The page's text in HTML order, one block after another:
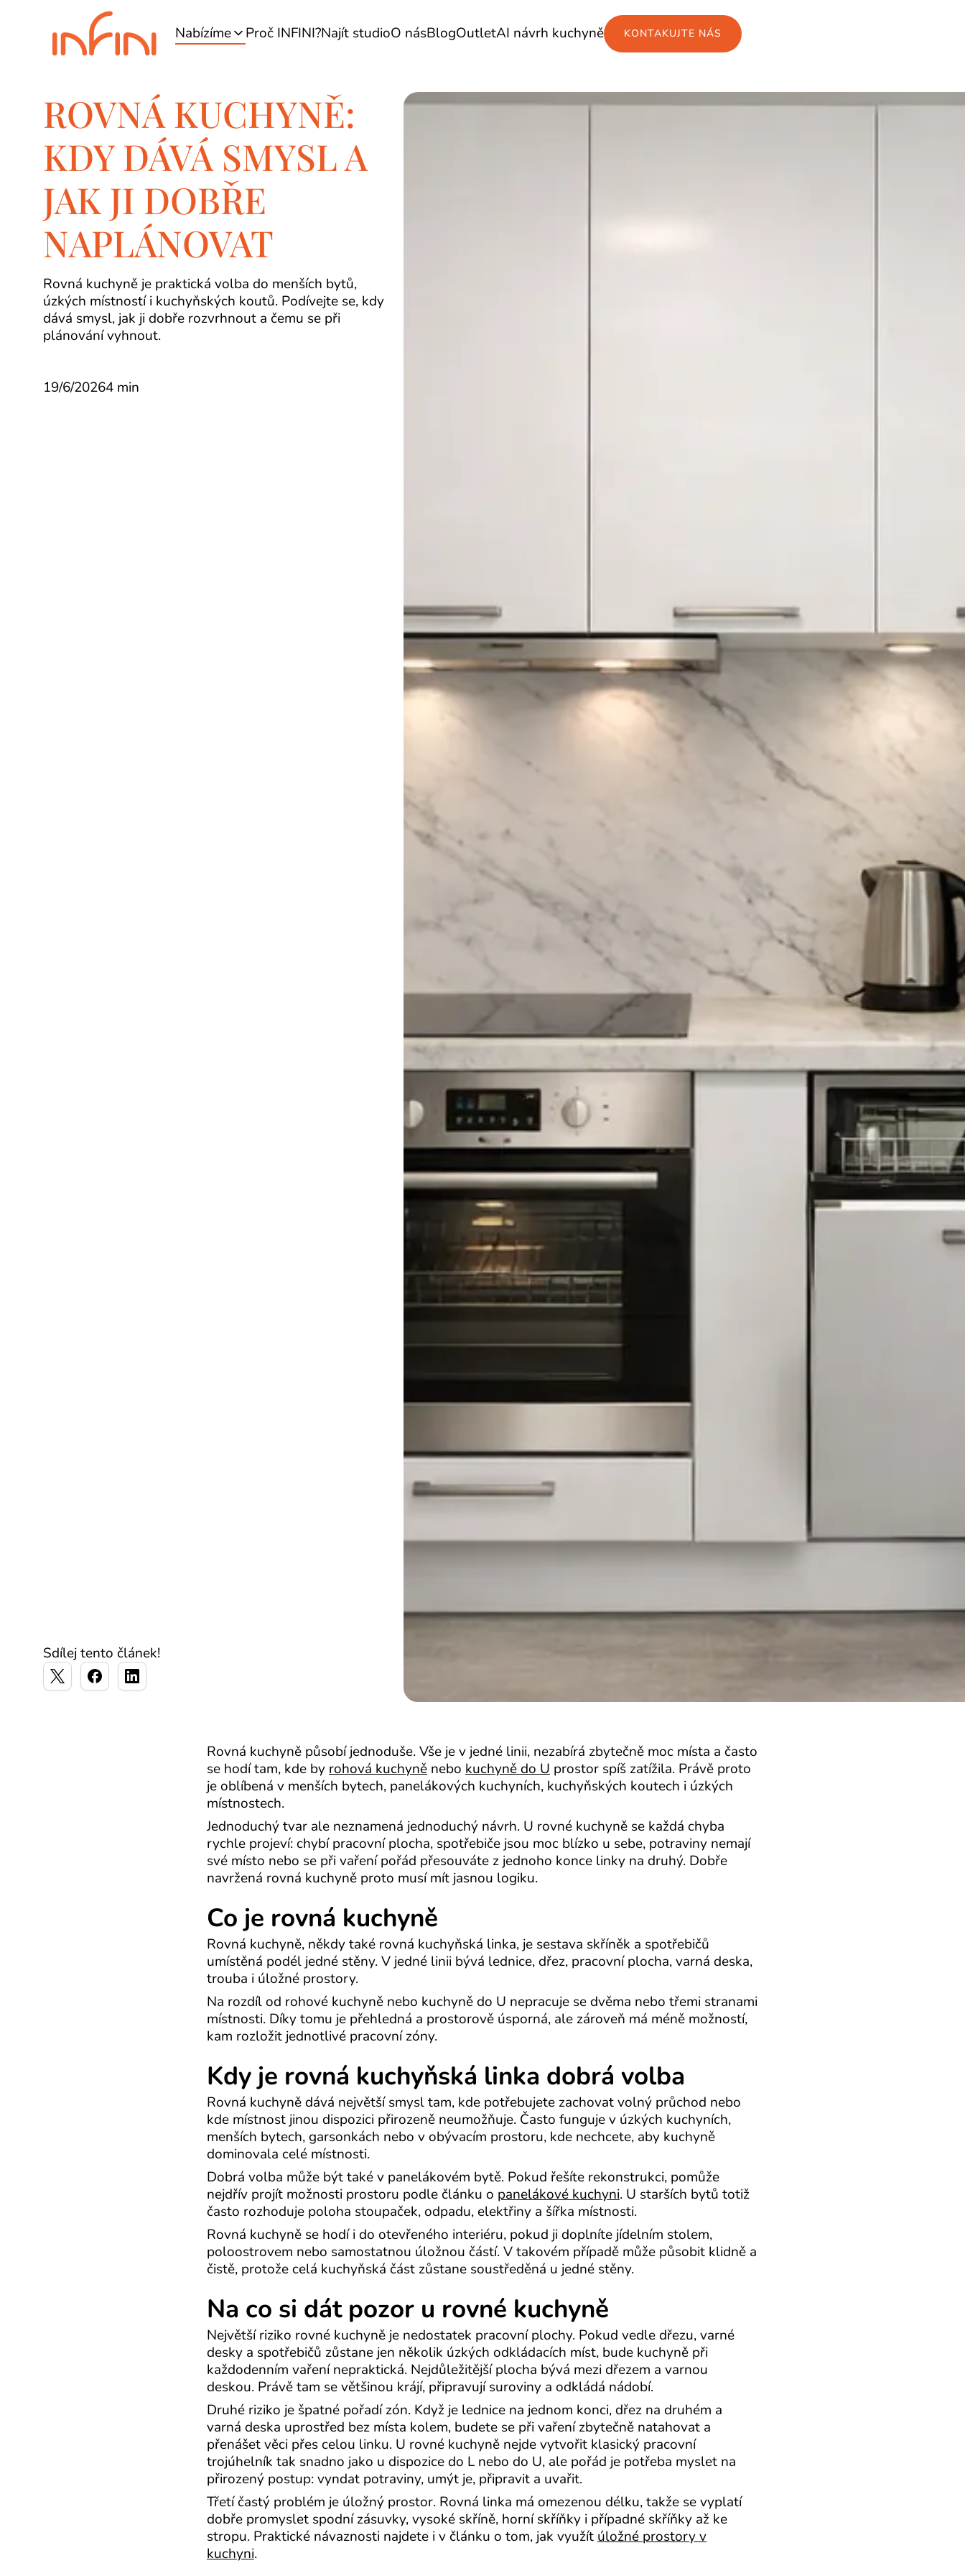
Nabízíme Proč INFINI?Najít studioO násBlogOutletAI návrh kuchyně KONTAKUJTE NÁS
ROVNÁ KUCHYNĚ:
KDY DÁVÁ SMYSL A
JAK JI DOBŘE
NAPLÁNOVAT
Rovná kuchyně je praktická volba do menších bytů,
úzkých místností i kuchyňských koutů. Podívejte se, kdy
dává smysl, jak ji dobře rozvrhnout a čemu se při
plánování vyhnout.
19/6/20264 min
Sdílej tento článek!
Rovná kuchyně působí jednoduše. Vše je v jedné linii, nezabírá zbytečně moc místa a často
se hodí tam, kde by rohová kuchyně nebo kuchyně do U prostor spíš zatížila. Právě proto
je oblíbená v menších bytech, panelákových kuchyních, kuchyňských koutech i úzkých
místnostech.
Jednoduchý tvar ale neznamená jednoduchý návrh. U rovné kuchyně se každá chyba
rychle projeví: chybí pracovní plocha, spotřebiče jsou moc blízko u sebe, potraviny nemají
své místo nebo se při vaření pořád přesouváte z jednoho konce linky na druhý. Dobře
navržená rovná kuchyně proto musí mít jasnou logiku.
Co je rovná kuchyně
Rovná kuchyně, někdy také rovná kuchyňská linka, je sestava skříněk a spotřebičů
umístěná podél jedné stěny. V jedné linii bývá lednice, dřez, pracovní plocha, varná deska,
trouba i úložné prostory.
Na rozdíl od rohové kuchyně nebo kuchyně do U nepracuje se dvěma nebo třemi stranami
místnosti. Díky tomu je přehledná a prostorově úsporná, ale zároveň má méně možností,
kam rozložit jednotlivé pracovní zóny.
Kdy je rovná kuchyňská linka dobrá volba
Rovná kuchyně dává největší smysl tam, kde potřebujete zachovat volný průchod nebo
kde místnost jinou dispozici přirozeně neumožňuje. Často funguje v úzkých kuchyních,
menších bytech, garsonkách nebo v obývacím prostoru, kde nechcete, aby kuchyně
dominovala celé místnosti.
Dobrá volba může být také v panelákovém bytě. Pokud řešíte rekonstrukci, pomůže
nejdřív projít možnosti prostoru podle článku o panelákové kuchyni. U starších bytů totiž
často rozhoduje poloha stoupaček, odpadu, elektřiny a šířka místnosti.
Rovná kuchyně se hodí i do otevřeného interiéru, pokud ji doplníte jídelním stolem,
poloostrovem nebo samostatnou úložnou částí. V takovém případě může působit klidně a
čistě, protože celá kuchyňská část zůstane soustředěná u jedné stěny.
Na co si dát pozor u rovné kuchyně
Největší riziko rovné kuchyně je nedostatek pracovní plochy. Pokud vedle dřezu, varné
desky a spotřebičů zůstane jen několik úzkých odkládacích míst, bude kuchyně při
každodenním vaření nepraktická. Nejdůležitější plocha bývá mezi dřezem a varnou
deskou. Právě tam se většinou krájí, připravují suroviny a odkládá nádobí.
Druhé riziko je špatné pořadí zón. Když je lednice na jednom konci, dřez na druhém a
varná deska uprostřed bez místa kolem, budete se při vaření zbytečně natahovat a
přenášet věci přes celou linku. U rovné kuchyně nejde vytvořit klasický pracovní
trojúhelník tak snadno jako u dispozice do L nebo do U, ale pořád je potřeba myslet na
přirozený postup: vyndat potraviny, umýt je, připravit a uvařit.
Třetí častý problém je úložný prostor. Rovná linka má omezenou délku, takže se vyplatí
dobře promyslet spodní zásuvky, vysoké skříně, horní skříňky i případné skříňky až ke
stropu. Praktické návaznosti najdete i v článku o tom, jak využít úložné prostory v
kuchyni.